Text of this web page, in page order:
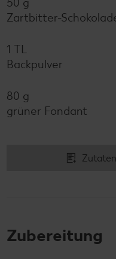
Zartbitter-
1 TL
Backpulver
80 g
grüner Fondant
Zubereitung